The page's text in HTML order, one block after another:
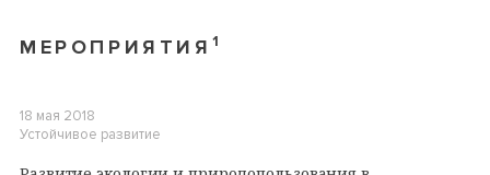
МЕРОПРИЯТИЯ 1
18 мая 2018
Устойчивое развитие